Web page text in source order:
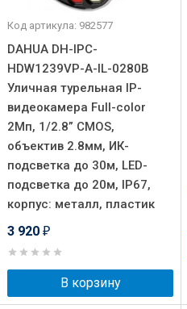
Код артикула: 982577
DAHUA DH-IPC-
HDW1239VP-A-IL-0280B
Уличная турельная IP-
видеокамера Full-color
2Мп, 1/2.8” CMOS,
объектив 2.8мм, ИК-
подсветка до 30м, LED-
подсветка до 20м, IP67,
корпус: металл, пластик
3 920 ₽
В корзину